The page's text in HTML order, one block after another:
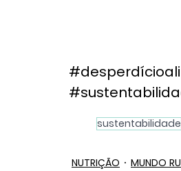
sustentabilidade
NUTRIÇÃO
MUNDO